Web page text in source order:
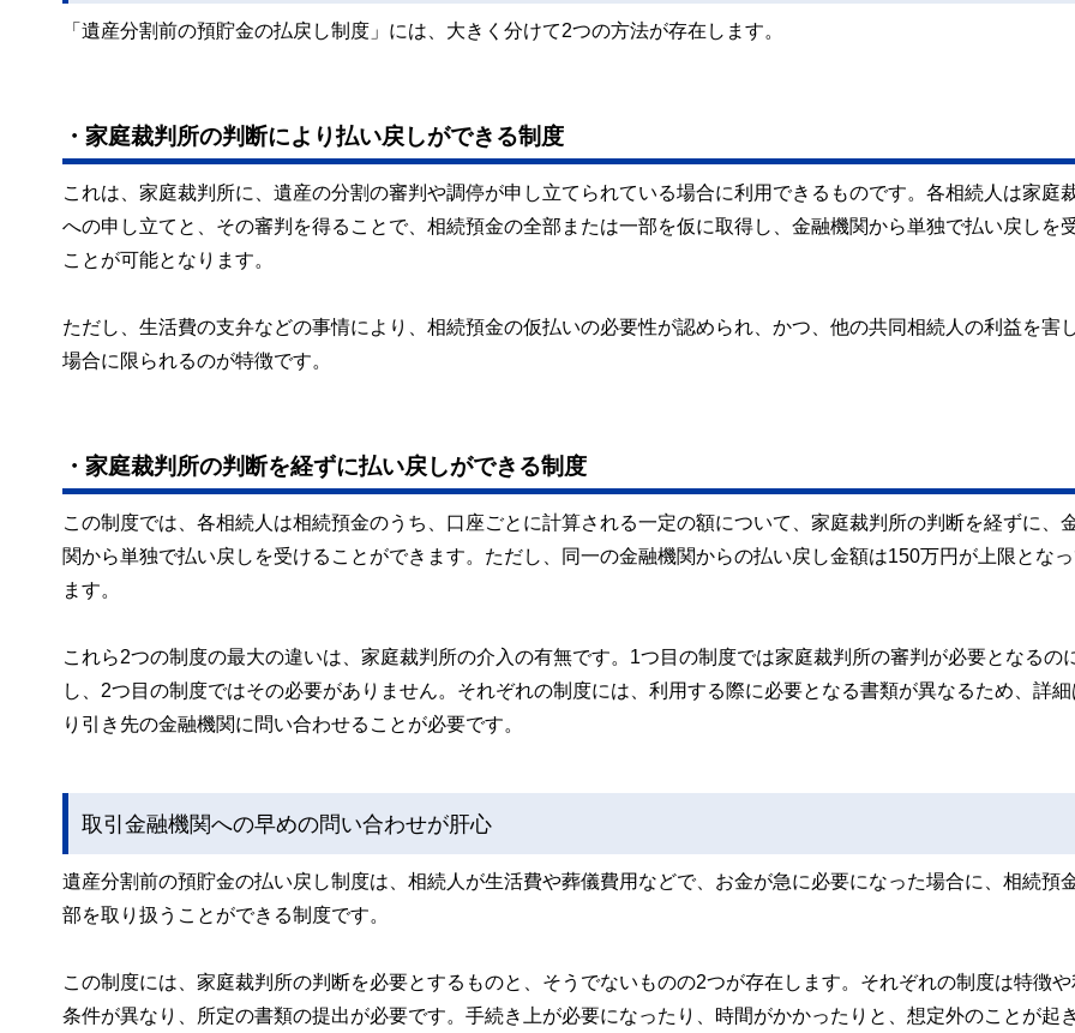
「遺産分割前の預貯金の払戻し制度」には、大きく分けて2つの方法が存在します。
・家庭裁判所の判断により払い戻しができる制度
これは、家庭裁判所に、遺産の分割の審判や調停が申し立てられている場合に利用できるものです。各相続人は家庭
への申し立てと、その審判を得ることで、相続預金の全部または一部を仮に取得し、金融機関から単独で払い戻しを
ことが可能となります。
ただし、生活費の支弁などの事情により、相続預金の仮払いの必要性が認められ、かつ、他の共同相続人の利益を害
場合に限られるのが特徴です。
・家庭裁判所の判断を経ずに払い戻しができる制度
この制度では、各相続人は相続預金のうち、口座ごとに計算される一定の額について、家庭裁判所の判断を経ずに、
関から単独で払い戻しを受けることができます。ただし、同一の金融機関からの払い戻し金額は150万円が上限とな
ます。
これら2つの制度の最大の違いは、家庭裁判所の介入の有無です。1つ目の制度では家庭裁判所の審判が必要となるの
し、2つ目の制度ではその必要がありません。それぞれの制度には、利用する際に必要となる書類が異なるため、詳細
り引き先の金融機関に問い合わせることが必要です。
取引金融機関への早めの問い合わせが肝心
遺産分割前の預貯金の払い戻し制度は、相続人が生活費や葬儀費用などで、お金が急に必要になった場合に、相続預
部を取り扱うことができる制度です。
この制度には、家庭裁判所の判断を必要とするものと、そうでないものの2つが存在します。それぞれの制度は特徴や
条件が異なり、所定の書類の提出が必要です。手続き上が必要になったり、時間がかかったりと、想定外のことが起